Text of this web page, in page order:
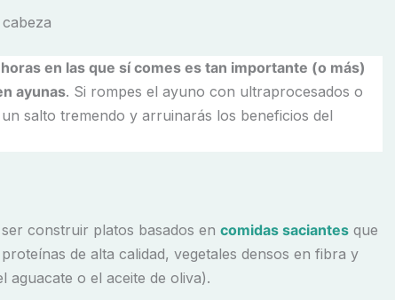
en las que sí comes es tan importante (o más)
ayunas. Si rompes el ayuno con ultraprocesados o
salto tremendo y arruinarás los beneficios del
construir platos basados en comidas saciantes que
de alta calidad, vegetales densos en fibra y
aguacate o el aceite de oliva).